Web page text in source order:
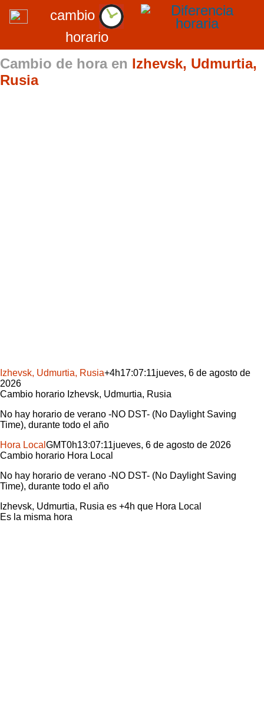
cambio
horario
Cambio de hora en Izhevsk, Udmurtia,
Rusia
Izhevsk, Udmurtia, Rusia+4h17:07:11jueves, 6 de agosto de
2026
Cambio horario Izhevsk, Udmurtia, Rusia
No hay horario de verano -NO DST- (No Daylight Saving
Time), durante todo el año
Hora Local GMT0h13:07:11jueves, 6 de agosto de 2026
Cambio horario Hora Local
No hay horario de verano -NO DST- (No Daylight Saving
Time), durante todo el año
Izhevsk, Udmurtia, Rusia es +4h que Hora Local
Es la misma hora